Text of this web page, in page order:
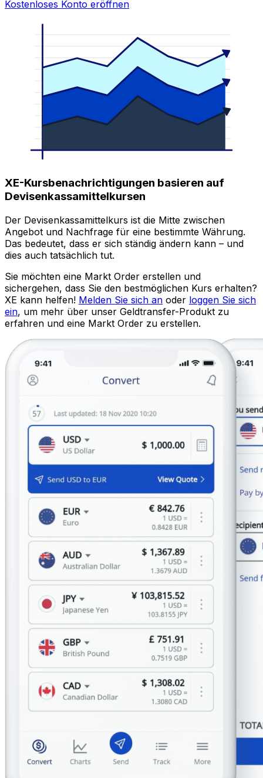
Kostenloses Konto eröffnen
XE-Kursbenachrichtigungen basieren auf
Devisenkassamittelkursen
Der Devisenkassamittelkurs ist die Mitte zwischen
Angebot und Nachfrage für eine bestimmte Währung.
Das bedeutet, dass er sich ständig ändern kann – und
dies auch tatsächlich tut.
Sie möchten eine Markt Order erstellen und
sichergehen, dass Sie den bestmöglichen Kurs erhalten?
XE kann helfen! Melden Sie sich an oder loggen Sie sich
ein, um mehr über unser Geldtransfer-Produkt zu
erfahren und eine Markt Order zu erstellen.